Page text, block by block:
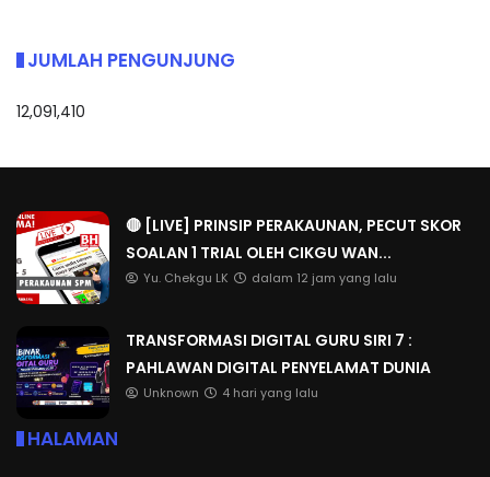
JUMLAH PENGUNJUNG
12,091,410
🔴 [LIVE] PRINSIP PERAKAUNAN, PECUT SKOR
SOALAN 1 TRIAL OLEH CIKGU WAN...
Yu. Chekgu LK dalam 12 jam yang lalu
TRANSFORMASI DIGITAL GURU SIRI 7 :
PAHLAWAN DIGITAL PENYELAMAT DUNIA
Unknown 4 hari yang lalu
HALAMAN